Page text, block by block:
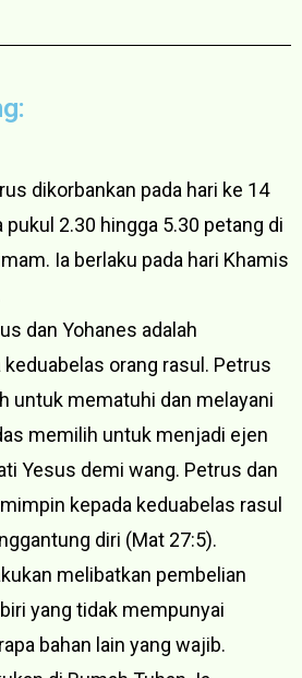
dikorbankan pada hari ke 14
pukul 2.30 hingga 5.30 petang di
Ia berlaku pada hari Khamis
dan Yohanes adalah
orang rasul. Petrus
untuk mematuhi dan melayani
memilih untuk menjadi ejen
Yesus demi wang. Petrus dan
kepada keduabelas rasul
diri (Mat 27:5).
melibatkan pembelian
yang tidak mempunyai
bahan lain yang wajib.